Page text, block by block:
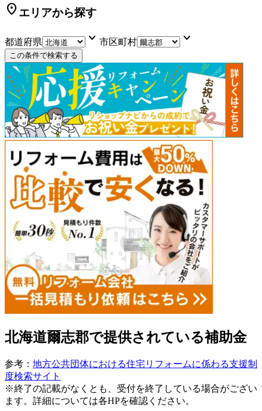
location_on エリアから探す
都道府県 keyboard_arrow_down 市区町村 keyboard_arrow_down
この条件で検索する
北海道爾志郡で提供されている補助金
参考： 地方公共団体における住宅リフォームに係わる支援制
度検索サイト
※終了の記載がなくとも、受付を終了している場合がござい
ます。詳細については各HPを確認ください。